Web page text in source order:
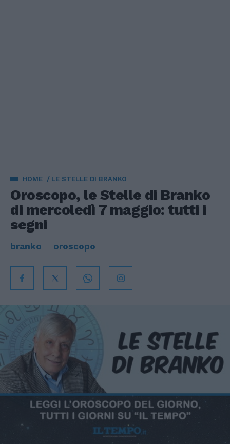
HOME LE STELLE DI BRANKO
Oroscopo, le Stelle di Branko
di mercoledì 7 maggio: tutti i
segni
branko oroscopo